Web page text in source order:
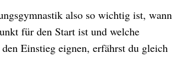
also so wichtig ist, wann
für den Start ist und welche
Einstieg eignen, erfährst du gleich